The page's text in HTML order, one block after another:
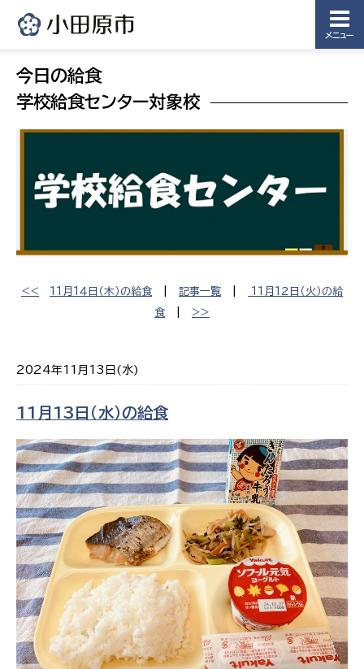
メニュー
今日の給食
学校給食センター対象校
<< 11月1４日（木）の給食 記事一覧
11月1２日（火）の給
食
>>
2024年11月13日(水)
11月13日（水）の給食